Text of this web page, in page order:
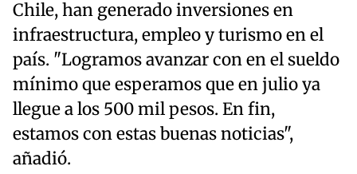
Chile, han generado inversiones en
infraestructura, empleo y turismo en el
país. "Logramos avanzar con en el sueldo
mínimo que esperamos que en julio ya
llegue a los 500 mil pesos. En fin,
estamos con estas buenas noticias",
añadió.